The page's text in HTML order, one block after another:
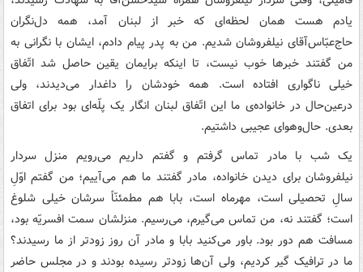
یادم هست همان لحظه‌ای که خبر از لبنان آمد، همه دل‌نگران
حاج‌عبّاس‌آقای نیلفروشان شدیم. من به پدر پیام دادم، ایشان با نگرانی به
من گفتند خبرها خوب نیست، تا اینکه برایمان یقین حاصل شد اتّفاق
خیلی ناگواری افتاده است. همه خودشان را داغدار می‌دیدند، ولی
درعین‌حال در خانواده‌ی ما این اتّفاق لبنان انگار یک پلّه‌ای بود برای اتفاق
بعدی. حال‌وهوای عجیبی داشتیم.
یک شب با مادر تماس گرفتم و گفتم داریم می‌رویم منزل سردار
نیلفروشان برای دیدن خانواده، مادر گفتند ما هم می‌آییم؛ من گفتم اوّلِ
سالِ تحصیلی است، مهرماه است، بابا هم مطمئنّاً سرشان خیلی شلوغ
است؛ گفتند نه، من تماس می‌گیرم، می‌رسیم. منزلشان سمت افسریّه بود،
مسافت هم دور بود. باور می‌کنید بابا و مادر آن روز زودتر از ما رسیدند؟
ما در ترافیک گیر کردیم، ولی آن‌ها زودتر رسیده بودند و در مجلس حاضر